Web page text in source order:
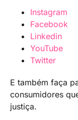
Instagram
Facebook
Linkedin
YouTube
Twitter
E também faça
consumidores
justiça.